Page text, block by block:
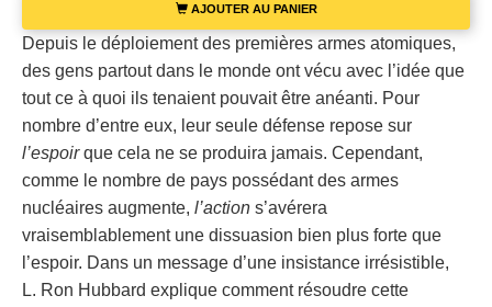
AJOUTER AU PANIER
Depuis le déploiement des premières armes atomiques,
des gens partout dans le monde ont vécu avec l’idée que
tout ce à quoi ils tenaient pouvait être anéanti. Pour
nombre d’entre eux, leur seule défense repose sur
l’espoirque cela ne se produira jamais. Cependant,
comme le nombre de pays possédant des armes
nucléaires augmente, l’action s’avérera
vraisemblablement une dissuasion bien plus forte que
l’espoir. Dans un message d’une insistance irrésistible,
L. Ron Hubbard explique comment résoudre cette